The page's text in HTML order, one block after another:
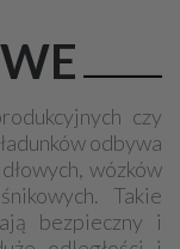
czy
odbywa
wózków
Takie
bezpieczny i